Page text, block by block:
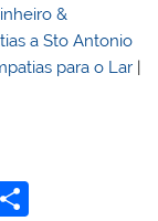
&
a Sto Antonio
para o Lar |